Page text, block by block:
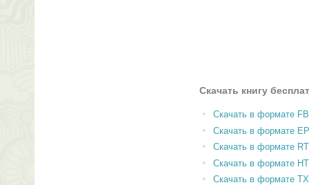
Скачать книгу
Скачать в формате
Скачать в формате
Скачать в формате
Скачать в формате
Скачать в формате